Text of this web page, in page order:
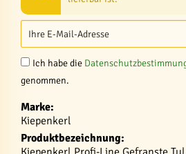
Ich habe die
genommen.
Marke:
Kiepenkerl
Produktbezeichnung: